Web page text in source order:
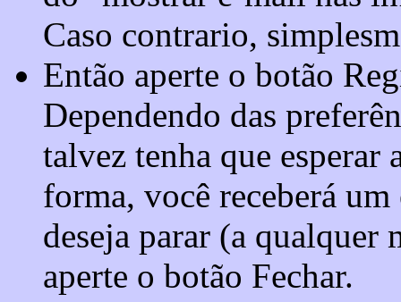
Caso contrario,
Então aperte o botão
Dependendo das
talvez tenha que esperar
forma, você receberá
deseja parar (a qualquer
aperte o botão Fechar.